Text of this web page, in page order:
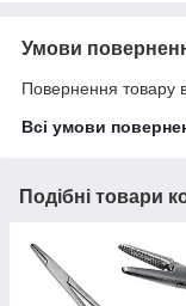
Умови
Повернення товару
Всі умови
Подібні товари